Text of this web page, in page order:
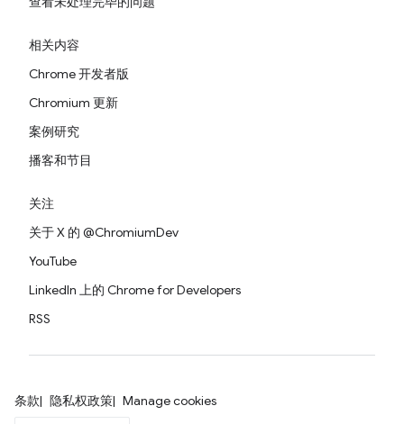
相关内容
Chrome 开发者版
Chromium 更新
案例研究
播客和节目
关注
关于 X 的 @ChromiumDev
YouTube
LinkedIn 上的 Chrome for Developers
RSS
条款 隐私权政策 Manage cookies